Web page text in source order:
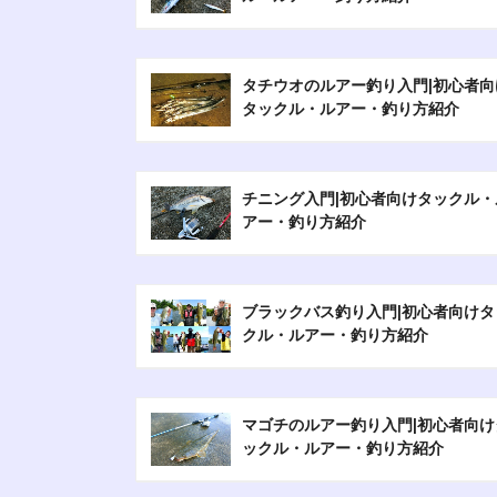
タチウオのルアー釣り入門|初心者
タックル・ルアー・釣り方紹介
チニング入門|初心者向けタックル
アー・釣り方紹介
ブラックバス釣り入門|初心者向けタ
クル・ルアー・釣り方紹介
マゴチのルアー釣り入門|初心者向け
ックル・ルアー・釣り方紹介